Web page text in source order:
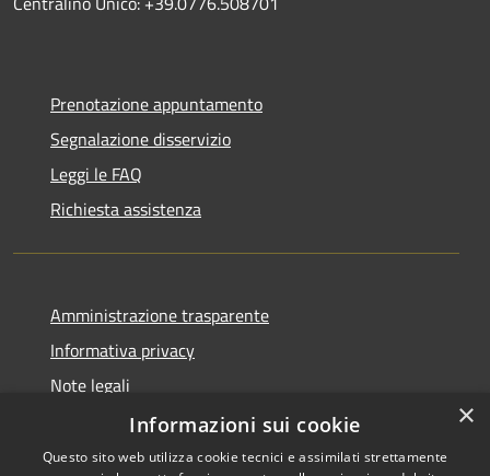
Prenotazione appuntamento
Segnalazione disservizio
Leggi le FAQ
Richiesta assistenza
Amministrazione trasparente
Informativa privacy
Note legali
Dichiarazione di accessibilità
×
Informazioni sui cookie
Questo sito web utilizza cookie tecnici e assimilati strettamente